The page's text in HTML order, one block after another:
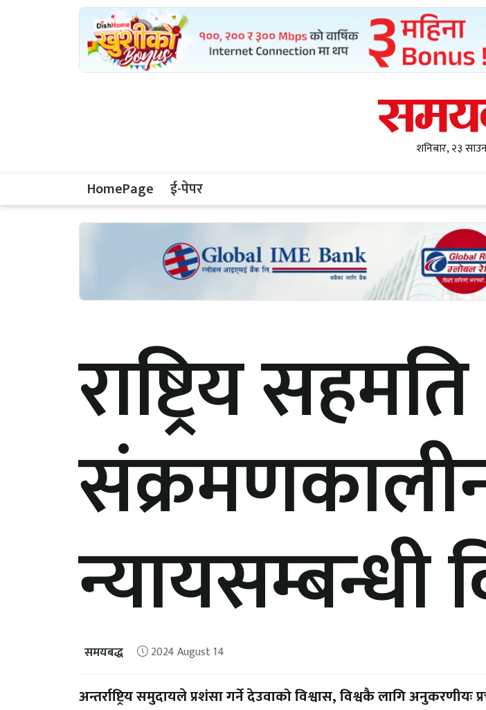
शनिबार, २३
HomePage ई-पेपर
राष्ट्रिय
समयबद्ध 2024 August 14
अन्तर्राष्ट्रिय समुदायले प्रशंसा गर्ने देउवाको विश्वास, विश्वकै लागि अनुकरणीयः